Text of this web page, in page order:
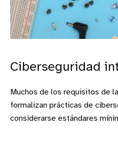
Ciberseguridad
Muchos de los requisitos de
formalizan prácticas de
considerarse estándares